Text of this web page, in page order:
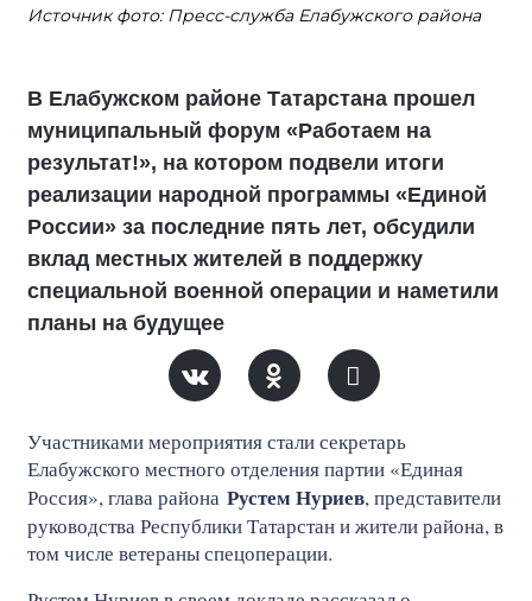
Источник фото: Пресс-служба Елабужского района
В Елабужском районе Татарстана прошел
муниципальный форум «Работаем на
результат!», на котором подвели итоги
реализации народной программы «Единой
России» за последние пять лет, обсудили
вклад местных жителей в поддержку
специальной военной операции и наметили
планы на будущее
Участниками мероприятия стали секретарь
Елабужского местного отделения партии «Единая
Россия», глава района Рустем Нуриев, представители
руководства Республики Татарстан и жители района, в
том числе ветераны спецоперации.